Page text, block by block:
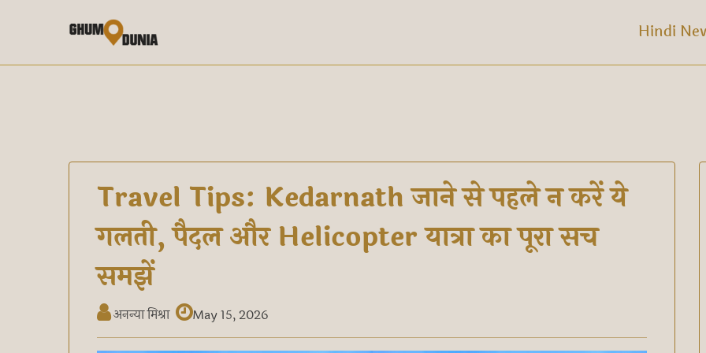
Hindi
Travel Tips: Kedarnath जाने से पहले न करें ये
गलती, पैदल और Helicopter यात्रा का पूरा सच
समझें
अनन्या मिश्रा May 15, 2026